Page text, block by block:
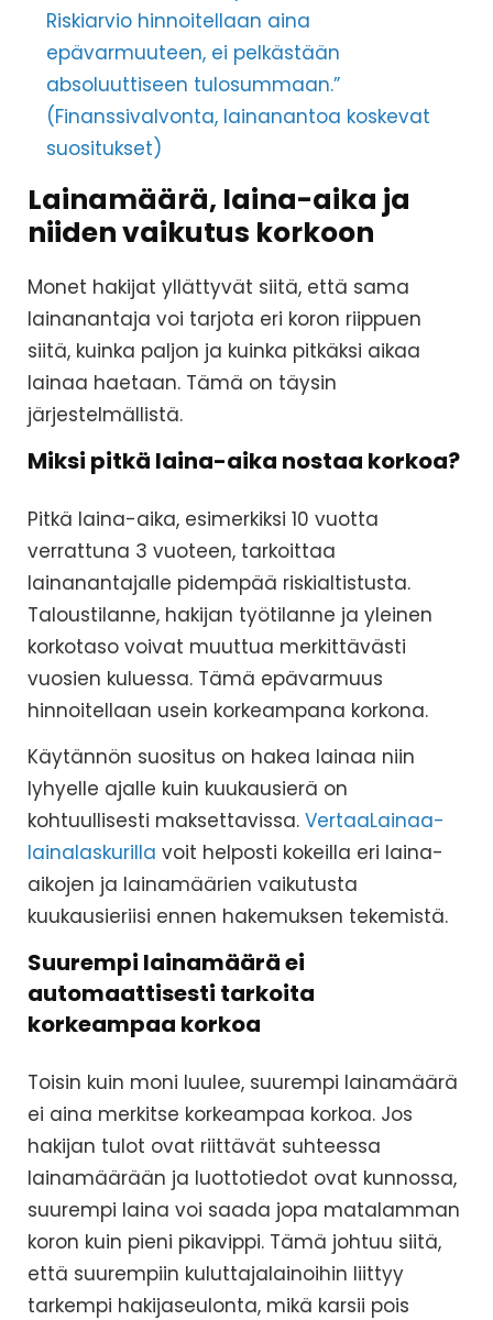
Riskiarvio hinnoitellaan aina
epävarmuuteen, ei pelkästään
absoluuttiseen tulosummaan.”
(Finanssivalvonta, lainanantoa koskevat
suositukset)
Lainamäärä, laina-aika ja
niiden vaikutus korkoon
Monet hakijat yllättyvät siitä, että sama
lainanantaja voi tarjota eri koron riippuen
siitä, kuinka paljon ja kuinka pitkäksi aikaa
lainaa haetaan. Tämä on täysin
järjestelmällistä.
Miksi pitkä laina-aika nostaa korkoa?
Pitkä laina-aika, esimerkiksi 10 vuotta
verrattuna 3 vuoteen, tarkoittaa
lainanantajalle pidempää riskialtistusta.
Taloustilanne, hakijan työtilanne ja yleinen
korkotaso voivat muuttua merkittävästi
vuosien kuluessa. Tämä epävarmuus
hinnoitellaan usein korkeampana korkona.
Käytännön suositus on hakea lainaa niin
lyhyelle ajalle kuin kuukausierä on
kohtuullisesti maksettavissa. VertaaLainaa-
lainalaskurilla voit helposti kokeilla eri laina-
aikojen ja lainamäärien vaikutusta
kuukausieriisi ennen hakemuksen tekemistä.
Suurempi lainamäärä ei
automaattisesti tarkoita
korkeampaa korkoa
Toisin kuin moni luulee, suurempi lainamäärä
ei aina merkitse korkeampaa korkoa. Jos
hakijan tulot ovat riittävät suhteessa
lainamäärään ja luottotiedot ovat kunnossa,
suurempi laina voi saada jopa matalamman
koron kuin pieni pikavippi. Tämä johtuu siitä,
että suurempiin kuluttajalainoihin liittyy
tarkempi hakijaseulonta, mikä karsii pois